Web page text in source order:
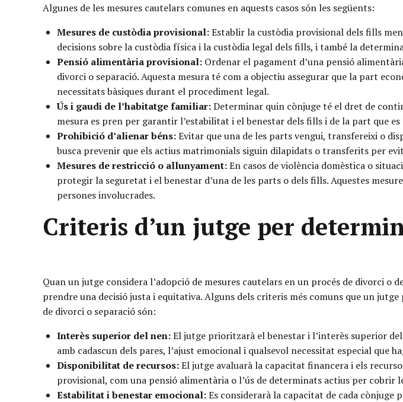
Algunes de les mesures cautelars comunes en aquests casos són les següents:
Mesures de custòdia provisional:Establir la custòdia provisional dels fills
decisions sobre la custòdia física i la custòdia legal dels fills, i també la
Pensió alimentària provisional: Ordenar el pagament d’una pensió
divorci o separació. Aquesta mesura té com a objectiu assegurar que la part
necessitats bàsiques durant el procediment legal.
Ús i gaudi de l’habitatge familiar:Determinar quin cònjuge té el dret de
mesura es pren per garantir l’estabilitat i el benestar dels fills i de la part que
Prohibició d’alienar béns:Evitar que una de les parts vengui, transfereixi o
busca prevenir que els actius matrimonials siguin dilapidats o transferits per
Mesures de restricció o allunyament:En casos de violència domèstica o
protegir la seguretat i el benestar d’una de les parts o dels fills. Aquestes
persones involucrades.
Criteris d’un jutge per
Quan un jutge considera l’adopció de mesures cautelars en un procés de divorci
prendre una decisió justa i equitativa. Alguns dels criteris més comuns que un
de divorci o separació són:
Interès superior del nen:El jutge prioritzarà el benestar i l’interès superior
amb cadascun dels pares, l’ajust emocional i qualsevol necessitat especial que
Disponibilitat de recursos:El jutge avaluarà la capacitat financera i els
provisional, com una pensió alimentària o l’ús de determinats actius per cobrir
Estabilitat i benestar emocional:Es considerarà la capacitat de cada